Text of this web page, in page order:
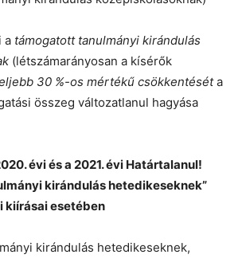
a támogatott tanulmányi kirándulás
(létszámarányosan a kísérők
30 %-os mértékű csökkentéséta
összeg változatlanul hagyása
évi és a 2021. évi Határtalanul!
kirándulás hetedikeseknek”
kiírásai esetében
kirándulás hetedikeseknek,